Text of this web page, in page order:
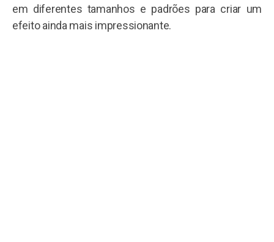
em diferentes tamanhos e padrões para criar um
efeito ainda mais impressionante.